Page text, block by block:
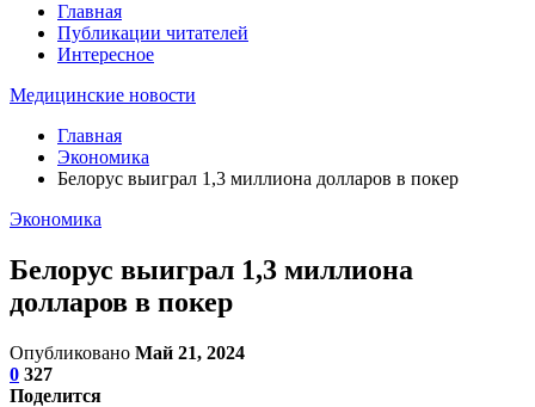
Главная
Публикации читателей
Интересное
Медицинские новости
Главная
Экономика
Белорус выиграл 1,3 миллиона долларов в покер
Экономика
Белорус выиграл 1,3 миллиона
долларов в покер
Опубликовано Май 21, 2024
0 327
Поделится